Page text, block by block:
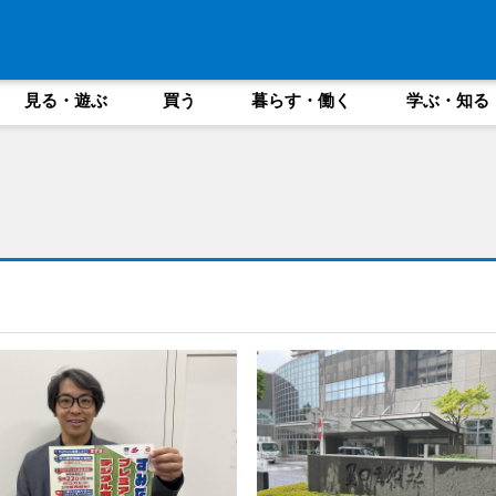
見る・遊ぶ 買う 暮らす・働く 学ぶ・知る